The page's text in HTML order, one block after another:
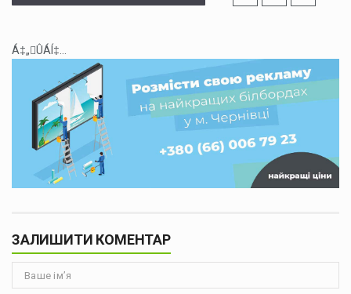
Á‡„ÛÁÍ‡...
ЗАЛИШИТИ КОМЕНТАР